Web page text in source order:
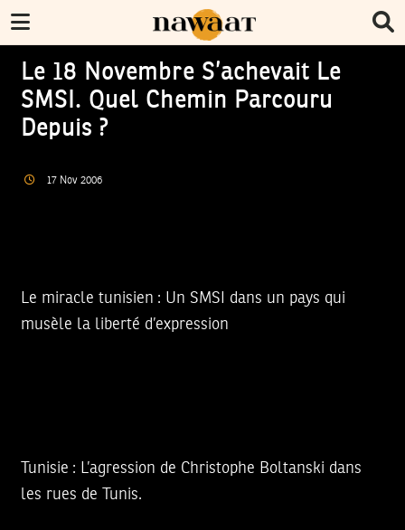
Le 18 Novembre S’achevait Le
SMSI. Quel Chemin Parcouru
Depuis ?
17 Nov 2006
Le miracle tunisien : Un SMSI dans un pays qui
musèle la liberté d’expression
Tunisie : L’agression de Christophe Boltanski dans
les rues de Tunis.